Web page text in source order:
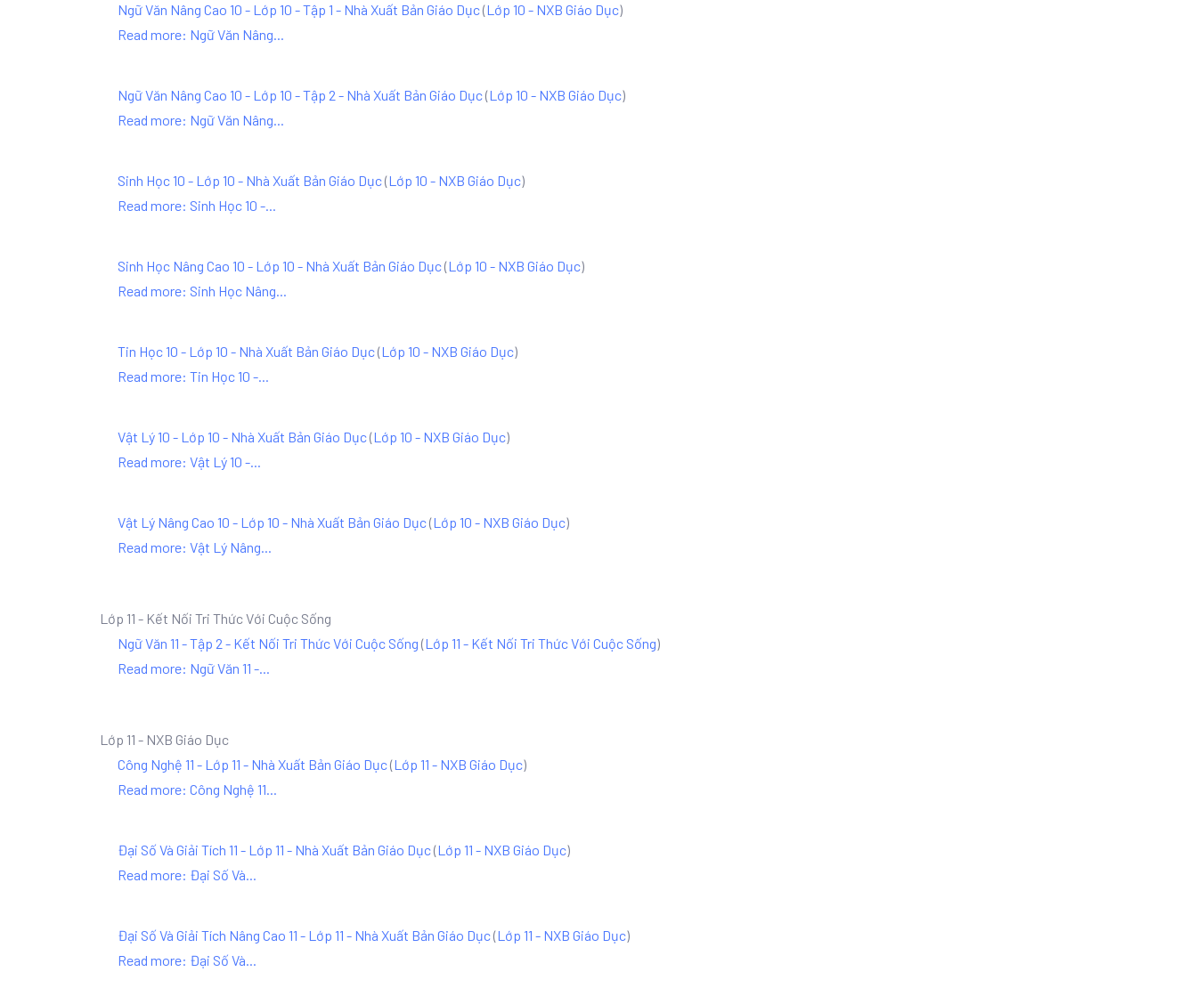
Ngữ Văn Nâng Cao 10 - Lớp 10 - Tập 1 - Nhà Xuất Bản Giáo Dục(Lớp 10 - NXB Giáo Dục)
Read more: Ngữ Văn Nâng...
Ngữ Văn Nâng Cao 10 - Lớp 10 - Tập 2 - Nhà Xuất Bản Giáo Dục(Lớp 10 - NXB Giáo Dục)
Read more: Ngữ Văn Nâng...
Sinh Học 10 - Lớp 10 - Nhà Xuất Bản Giáo Dục(Lớp 10 - NXB Giáo Dục)
Read more: Sinh Học 10 -...
Sinh Học Nâng Cao 10 - Lớp 10 - Nhà Xuất Bản Giáo Dục(Lớp 10 - NXB Giáo Dục)
Read more: Sinh Học Nâng...
Tin Học 10 - Lớp 10 - Nhà Xuất Bản Giáo Dục(Lớp 10 - NXB Giáo Dục)
Read more: Tin Học 10 -...
Vật Lý 10 - Lớp 10 - Nhà Xuất Bản Giáo Dục(Lớp 10 - NXB Giáo Dục)
Read more: Vật Lý 10 -...
Vật Lý Nâng Cao 10 - Lớp 10 - Nhà Xuất Bản Giáo Dục(Lớp 10 - NXB Giáo Dục)
Read more: Vật Lý Nâng...
Lớp 11 - Kết Nối Tri Thức Với Cuộc Sống
Ngữ Văn 11 - Tập 2 - Kết Nối Tri Thức Với Cuộc Sống (Lớp 11 - Kết Nối Tri Thức Với Cuộc Sống)
Read more: Ngữ Văn 11 -...
Lớp 11 - NXB Giáo Dục
Công Nghệ 11 - Lớp 11 - Nhà Xuất Bản Giáo Dục(Lớp 11 - NXB Giáo Dục)
Read more: Công Nghệ 11...
Đại Số Và Giải Tích 11 - Lớp 11 - Nhà Xuất Bản Giáo Dục(Lớp 11 - NXB Giáo Dục)
Read more: Đại Số Và...
Đại Số Và Giải Tích Nâng Cao 11 - Lớp 11 - Nhà Xuất Bản Giáo Dục(Lớp 11 - NXB Giáo Dục)
Read more: Đại Số Và...